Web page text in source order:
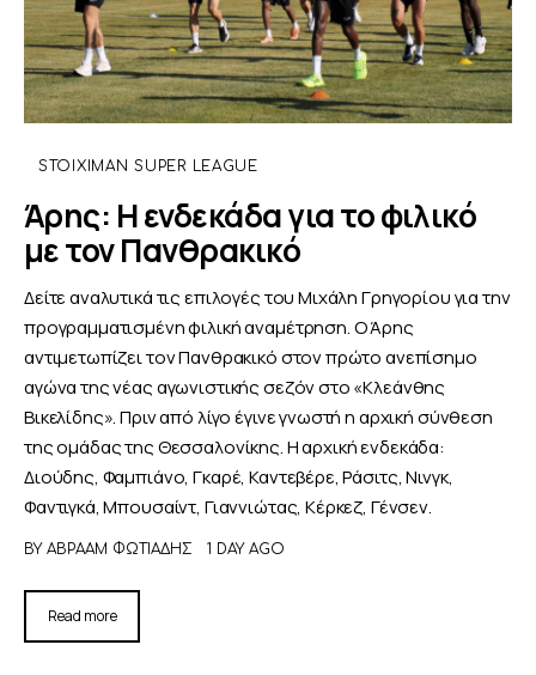
STOIXIMAN SUPER LEAGUE
Άρης: Η ενδεκάδα για το φιλικό
με τον Πανθρακικό
Δείτε αναλυτικά τις επιλογές του Μιχάλη Γρηγορίου για την
προγραμματισμένη φιλική αναμέτρηση. Ο Άρης
αντιμετωπίζει τον Πανθρακικό στον πρώτο ανεπίσημο
αγώνα της νέας αγωνιστικής σεζόν στο «Κλεάνθης
Βικελίδης». Πριν από λίγο έγινε γνωστή η αρχική σύνθεση
της ομάδας της Θεσσαλονίκης. Η αρχική ενδεκάδα:
Διούδης, Φαμπιάνο, Γκαρέ, Καντεβέρε, Ράσιτς, Νινγκ,
Φαντιγκά, Μπουσαίντ, Γιαννιώτας, Κέρκεζ, Γένσεν.
BY ΑΒΡΑΑΜ ΦΩΤΙΑΔΗΣ 1 DAY AGO
Read more